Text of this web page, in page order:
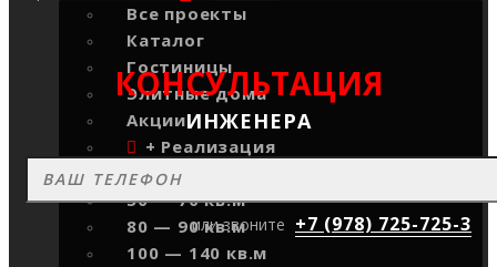
Все проекты
Каталог
Гостиницы
Элитные дома
Акции
+ Реализация
+ Отзывы
50 — 70 кв.м
80 — 90 кв.м
100 — 140 кв.м
КОНСУЛЬТАЦИЯ
ИНЖЕНЕРА
или звоните +7 (978) 725-725-3